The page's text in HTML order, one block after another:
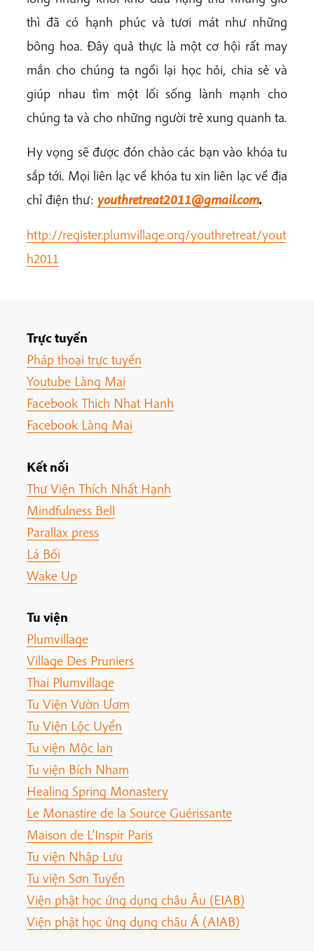
thì đã có hạnh phúc và tươi mát như những
bông hoa. Đây quả thực là một cơ hội rất may
mắn cho chúng ta ngồi lại học hỏi, chia sẻ và
giúp nhau tìm một lối sống lành mạnh cho
chúng ta và cho những người trẻ xung quanh ta.
Hy vọng sẽ được đón chào các bạn vào khóa tu
sắp tới. Mọi liên lạc về khóa tu xin liên lạc về địa
chỉ điện thư: youthretreat2011@gmail.com.
http://register.plumvillage.org/youthretreat/yout
h2011
Trực tuyến
Pháp thoại trực tuyến
Youtube Làng Mai
Facebook Thich Nhat Hanh
Facebook Làng Mai
Kết nối
Thư Viện Thích Nhất Hạnh
Mindfulness Bell
Parallax press
Lá Bối
Wake Up
Tu viện
Plumvillage
Village Des Pruniers
Thai Plumvillage
Tu Viện Vườn Ươm
Tu Viện Lộc Uyển
Tu viện Mộc lan
Tu viện Bích Nham
Healing Spring Monastery
Le Monastire de la Source Guérissante
Maison de L'Inspir Paris
Tu viện Nhập Lưu
Tu viện Sơn Tuyền
Viện phật học ứng dụng châu Âu (EIAB)
Viện phật học ứng dụng châu Á (AIAB)